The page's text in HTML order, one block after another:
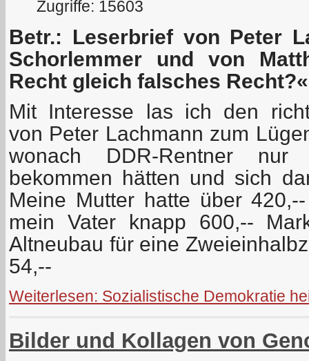
Zugriffe: 15603
Betr.: Leserbrief von Peter
Schorlemmer und von
Recht gleich falsches Recht?«
Mit Interesse las ich den
von Peter Lachmann zum
wonach DDR-Rentner
bekommen hätten und sich
Meine Mutter hatte über
mein Vater knapp 600,--
Altneubau für eine
54,--
Weiterlesen: Sozialistische Demokratie
Bilder und Kollagen von